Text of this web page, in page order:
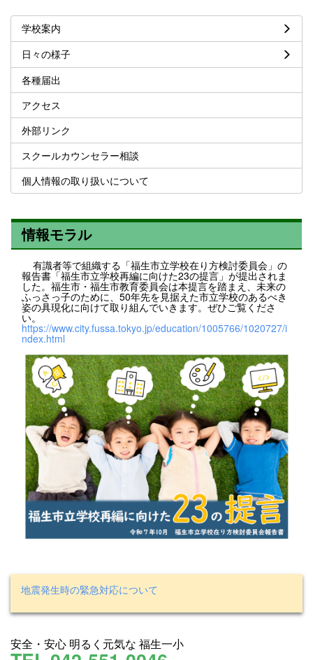
学校案内
日々の様子
各種届出
アクセス
外部リンク
スクールカウンセラー相談
個人情報の取り扱いについて
情報モラル
有識者等で組織する「福生市立学校在り方検討委員会」の
報告書「福生市立学校再編に向けた23の提言」が提出されま
した。福生市・福生市教育委員会は本提言を踏まえ、未来の
ふっさっ子のために、50年先を見据えた市立学校のあるべき
姿の具現化に向けて取り組んでいきます。ぜひご覧くださ
い。
https://www.city.fussa.tokyo.jp/education/1005766/1020727/i
ndex.html
地震発生時の緊急対応について
安全・安心 明るく元気な 福生一小